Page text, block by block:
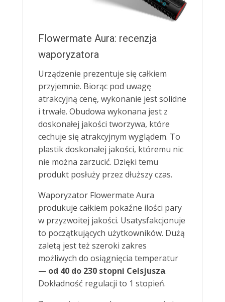
Flowermate Aura: recenzja
waporyzatora
Urządzenie prezentuje się całkiem
przyjemnie. Biorąc pod uwagę
atrakcyjną cenę, wykonanie jest solidne
i trwałe. Obudowa wykonana jest z
doskonałej jakości tworzywa, które
cechuje się atrakcyjnym wyglądem. To
plastik doskonałej jakości, któremu nic
nie można zarzucić. Dzięki temu
produkt posłuży przez dłuższy czas.
Waporyzator Flowermate Aura
produkuje całkiem pokaźne ilości pary
w przyzwoitej jakości. Usatysfakcjonuje
to początkujących użytkowników. Dużą
zaletą jest też szeroki zakres
możliwych do osiągnięcia temperatur
— od 40 do 230 stopni Celsjusza.
Dokładność regulacji to 1 stopień.